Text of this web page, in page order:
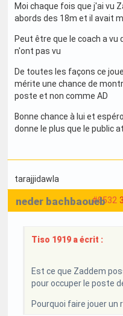
Moi chaque fois que j'ai vu
abords des 18m et il avait
Peut être que le coach a
n'ont pas vu
De toutes les façons ce
mérite une chance de
poste et non comme AD
Bonne chance à lui et
donne le plus que le public
tarajjidawla
#8532
neder bachbaoueb
Tiso 1919 a écrit :
Est ce que Zaddem
pour occuper le poste
Pourquoi faire jouer un